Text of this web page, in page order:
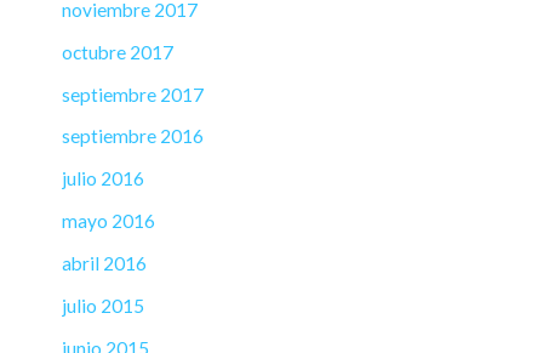
noviembre 2017
octubre 2017
septiembre 2017
septiembre 2016
julio 2016
mayo 2016
abril 2016
julio 2015
junio 2015